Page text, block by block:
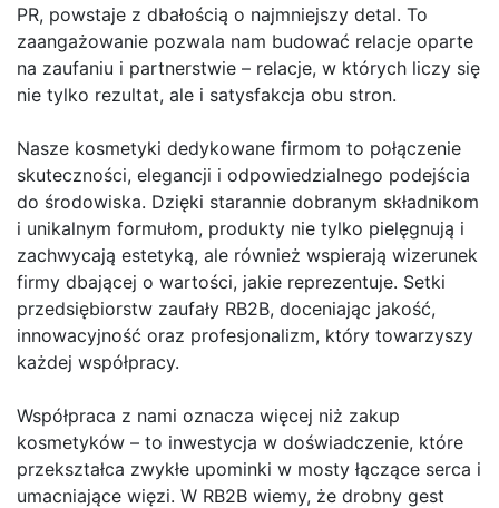
PR, powstaje z dbałością o najmniejszy detal. To
zaangażowanie pozwala nam budować relacje oparte
na zaufaniu i partnerstwie – relacje, w których liczy się
nie tylko rezultat, ale i satysfakcja obu stron.
Nasze kosmetyki dedykowane firmom to połączenie
skuteczności, elegancji i odpowiedzialnego podejścia
do środowiska. Dzięki starannie dobranym składnikom
i unikalnym formułom, produkty nie tylko pielęgnują i
zachwycają estetyką, ale również wspierają wizerunek
firmy dbającej o wartości, jakie reprezentuje. Setki
przedsiębiorstw zaufały RB2B, doceniając jakość,
innowacyjność oraz profesjonalizm, który towarzyszy
każdej współpracy.
Współpraca z nami oznacza więcej niż zakup
kosmetyków – to inwestycja w doświadczenie, które
przekształca zwykłe upominki w mosty łączące serca i
umacniające więzi. W RB2B wiemy, że drobny gest